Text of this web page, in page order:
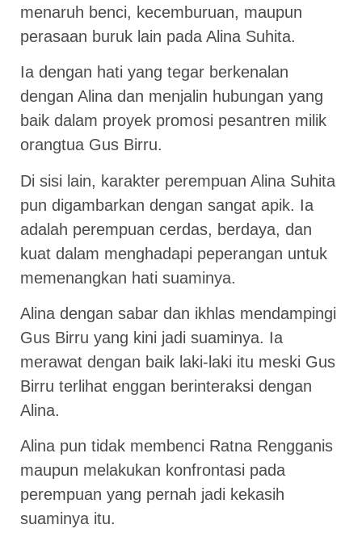
menaruh benci, kecemburuan, maupun
perasaan buruk lain pada Alina Suhita.
Ia dengan hati yang tegar berkenalan
dengan Alina dan menjalin hubungan yang
baik dalam proyek promosi pesantren milik
orangtua Gus Birru.
Di sisi lain, karakter perempuan Alina Suhita
pun digambarkan dengan sangat apik. Ia
adalah perempuan cerdas, berdaya, dan
kuat dalam menghadapi peperangan untuk
memenangkan hati suaminya.
Alina dengan sabar dan ikhlas mendampingi
Gus Birru yang kini jadi suaminya. Ia
merawat dengan baik laki-laki itu meski Gus
Birru terlihat enggan berinteraksi dengan
Alina.
Alina pun tidak membenci Ratna Rengganis
maupun melakukan konfrontasi pada
perempuan yang pernah jadi kekasih
suaminya itu.